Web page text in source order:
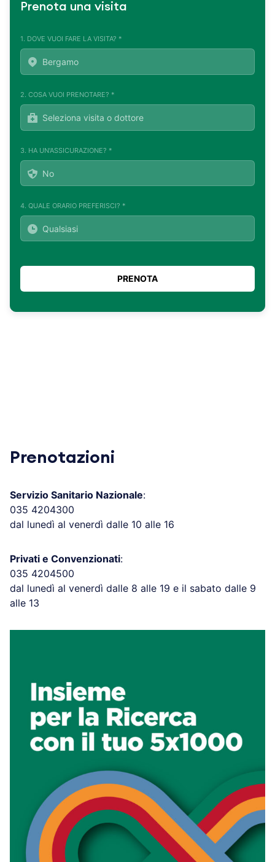
Prenota una visita
1. DOVE VUOI FARE LA VISITA? *
2. COSA VUOI PRENOTARE? *
3. HA UN'ASSICURAZIONE? *
4. QUALE ORARIO PREFERISCI? *
Prenotazioni
Servizio Sanitario Nazionale:
035 4204300
dal lunedì al venerdì dalle 10 alle 16
Privati e Convenzionati:
035 4204500
dal lunedì al venerdì dalle 8 alle 19 e il sabato dalle 9
alle 13